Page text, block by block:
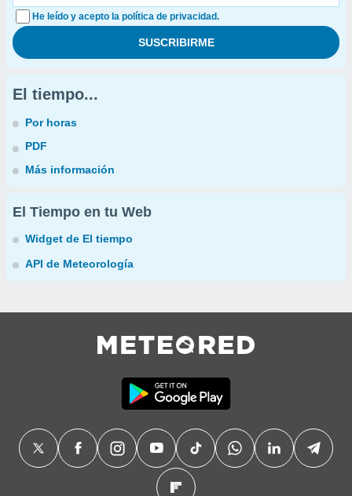
He leído y acepto la política de privacidad.
El tiempo...
Por horas
PDF
Más información
El Tiempo en tu Web
Widget de El tiempo
API de Meteorología